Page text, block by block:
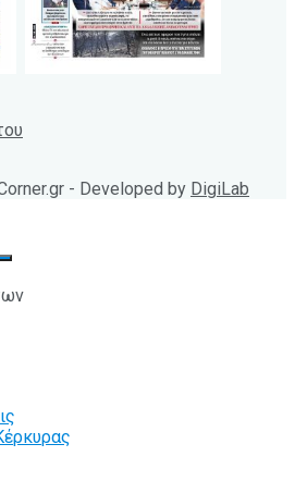
- Developed by DigiLab